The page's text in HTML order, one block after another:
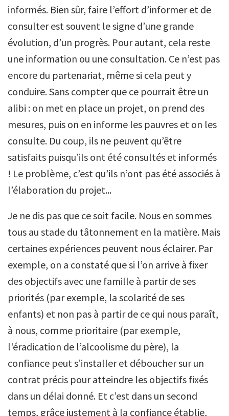
informés. Bien sûr, faire l’effort d’informer et de
consulter est souvent le signe d’une grande
évolution, d’un progrès. Pour autant, cela reste
une information ou une consultation. Ce n’est pas
encore du partenariat, même si cela peut y
conduire. Sans compter que ce pourrait être un
alibi : on met en place un projet, on prend des
mesures, puis on en informe les pauvres et on les
consulte. Du coup, ils ne peuvent qu’être
satisfaits puisqu’ils ont été consultés et informés
! Le problème, c’est qu’ils n’ont pas été associés à
l’élaboration du projet...
Je ne dis pas que ce soit facile. Nous en sommes
tous au stade du tâtonnement en la matière. Mais
certaines expériences peuvent nous éclairer. Par
exemple, on a constaté que si l’on arrive à fixer
des objectifs avec une famille à partir de ses
priorités (par exemple, la scolarité de ses
enfants) et non pas à partir de ce qui nous paraît,
à nous, comme prioritaire (par exemple,
l'éradication de l’alcoolisme du père), la
confiance peut s’installer et déboucher sur un
contrat précis pour atteindre les objectifs fixés
dans un délai donné. Et c’est dans un second
temps, grâce justement à la confiance établie,